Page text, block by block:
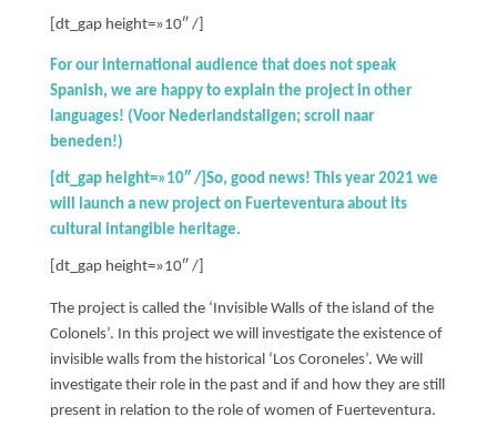
NOSOTROS
PROYECTOS
BLOG
ESPACIO CULTURAL EL TANQUE
[dt_gap height=»10″ /]
For our international audience that does not speak
Spanish, we are happy to explain the project in other
languages! (Voor Nederlandstaligen; scroll naar
beneden!)
[dt_gap height=»10″ /]So, good news! This year 2021 we
will launch a new project on Fuerteventura about its
cultural intangible heritage.
[dt_gap height=»10″ /]
The project is called the ‘Invisible Walls of the island of the
Colonels’. In this project we will investigate the existence of
invisible walls from the historical ‘Los Coroneles’. We will
investigate their role in the past and if and how they are still
present in relation to the role of women of Fuerteventura.